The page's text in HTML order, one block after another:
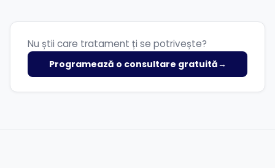
Nu știi care tratament ți se potrivește?
Programează o consultare gratuită→